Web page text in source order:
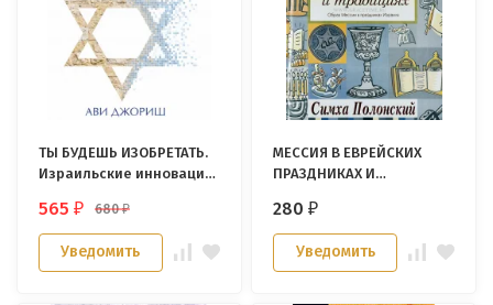
ТЫ БУДЕШЬ ИЗОБРЕТАТЬ.
Израильские инновации
задач. Ави Джориш
565₽ 680₽
Уведомить
МЕССИЯ В ЕВРЕЙСКИХ
ПРАЗДНИКАХ И
Полонский
280₽
Уведомить